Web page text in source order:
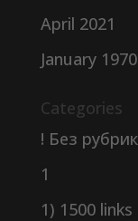
April 2021
January 1970
Categories
! Без
1
1) 1500